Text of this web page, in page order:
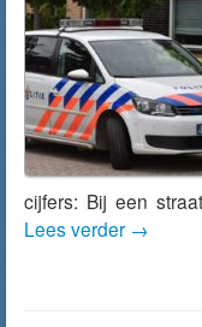
cijfers: Bij een
Lees verder →